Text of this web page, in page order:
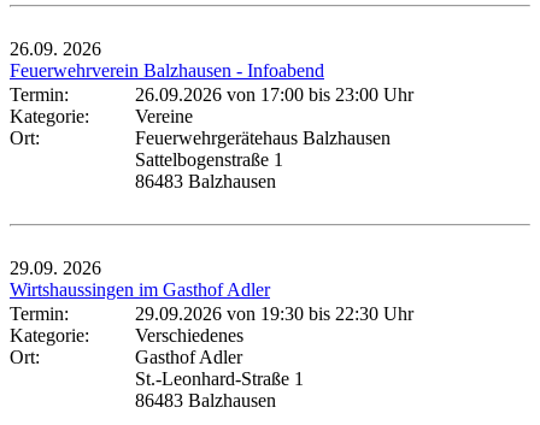
26.09. 2026
Feuerwehrverein Balzhausen - Infoabend
Termin:
26.09.2026 von 17:00 bis 23:00 Uhr
Kategorie:
Vereine
Ort:
Feuerwehrgerätehaus Balzhausen
Sattelbogenstraße 1
86483 Balzhausen
29.09. 2026
Wirtshaussingen im Gasthof Adler
Termin:
29.09.2026 von 19:30 bis 22:30 Uhr
Kategorie:
Verschiedenes
Ort:
Gasthof Adler
St.-Leonhard-Straße 1
86483 Balzhausen